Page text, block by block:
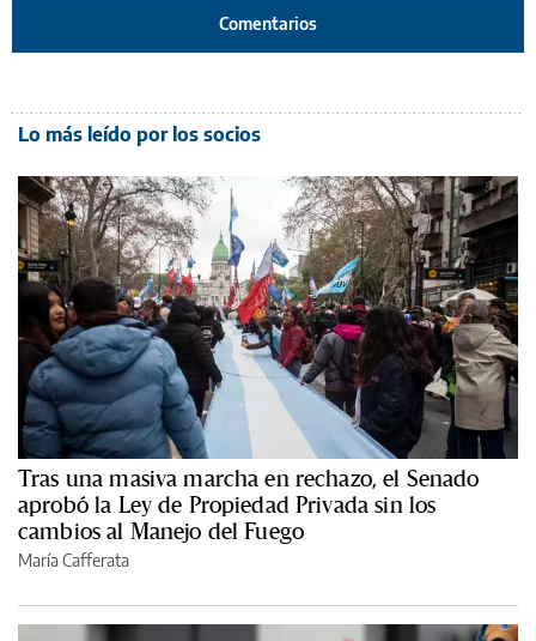
Comentarios
Lo más leído por los socios
Tras una masiva marcha en rechazo, el Senado
aprobó la Ley de Propiedad Privada sin los
cambios al Manejo del Fuego
María Cafferata